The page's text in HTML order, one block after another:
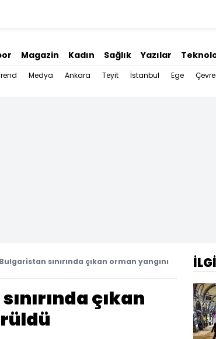
Magazin Kadın Sağlık Yazılar
Medya Ankara Teyit İstanbul Ege Çevre
sınırında çıkan orman yangını
çıkan